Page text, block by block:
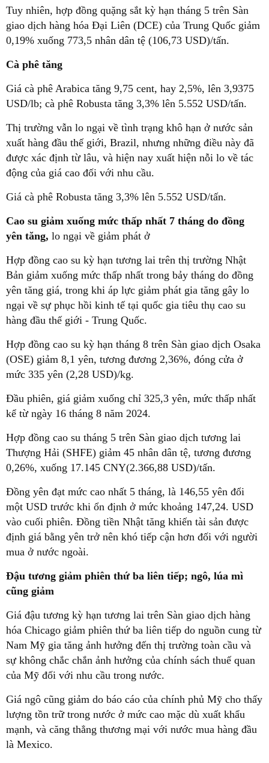
Tuy nhiên, hợp đồng quặng sắt kỳ hạn tháng 5 trên Sàn
giao dịch hàng hóa Đại Liên (DCE) của Trung Quốc giảm
0,19% xuống 773,5 nhân dân tệ (106,73 USD)/tấn.
Cà phê tăng
Giá cà phê Arabica tăng 9,75 cent, hay 2,5%, lên 3,9375
USD/lb; cà phê Robusta tăng 3,3% lên 5.552 USD/tấn.
Thị trường vẫn lo ngại về tình trạng khô hạn ở nước sản
xuất hàng đầu thế giới, Brazil, nhưng những điều này đã
được xác định từ lâu, và hiện nay xuất hiện nỗi lo về tác
động của giá cao đối với nhu cầu.
Giá cà phê Robusta tăng 3,3% lên 5.552 USD/tấn.
Cao su giảm xuống mức thấp nhất 7 tháng do đồng
yên tăng, lo ngại về giảm phát ở
Hợp đồng cao su kỳ hạn tương lai trên thị trường Nhật
Bản giảm xuống mức thấp nhất trong bảy tháng do đồng
yên tăng giá, trong khi áp lực giảm phát gia tăng gây lo
ngại về sự phục hồi kinh tế tại quốc gia tiêu thụ cao su
hàng đầu thế giới - Trung Quốc.
Hợp đồng cao su kỳ hạn tháng 8 trên Sàn giao dịch Osaka
(OSE) giảm 8,1 yên, tương đương 2,36%, đóng cửa ở
mức 335 yên (2,28 USD)/kg.
Đầu phiên, giá giảm xuống chỉ 325,3 yên, mức thấp nhất
kể từ ngày 16 tháng 8 năm 2024.
Hợp đồng cao su tháng 5 trên Sàn giao dịch tương lai
Thượng Hải (SHFE) giảm 45 nhân dân tệ, tương đương
0,26%, xuống 17.145 CNY(2.366,88 USD)/tấn.
Đồng yên đạt mức cao nhất 5 tháng, là 146,55 yên đổi
một USD trước khi ổn định ở mức khoảng 147,24. USD
vào cuối phiên. Đồng tiền Nhật tăng khiến tài sản được
định giá bằng yên trở nên khó tiếp cận hơn đối với người
mua ở nước ngoài.
Đậu tương giảm phiên thứ ba liên tiếp; ngô, lúa mì
cũng giảm
Giá đậu tương kỳ hạn tương lai trên Sàn giao dịch hàng
hóa Chicago giảm phiên thứ ba liên tiếp do nguồn cung từ
Nam Mỹ gia tăng ảnh hưởng đến thị trường toàn cầu và
sự không chắc chắn ảnh hưởng của chính sách thuế quan
của Mỹ đối với nhu cầu trong nước.
Giá ngô cũng giảm do báo cáo của chính phủ Mỹ cho thấy
lượng tồn trữ trong nước ở mức cao mặc dù xuất khẩu
mạnh, và căng thẳng thương mại với nước mua hàng đầu
là Mexico.